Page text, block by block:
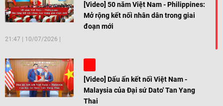
[Video] 50 năm Việt Nam - Philippines:
Mở rộng kết nối nhân dân trong giai
đoạn mới
21:47 10/07/2026
[Video] Dấu ấn kết nối Việt Nam -
Malaysia của Đại sứ Dato' Tan Yang
Thai